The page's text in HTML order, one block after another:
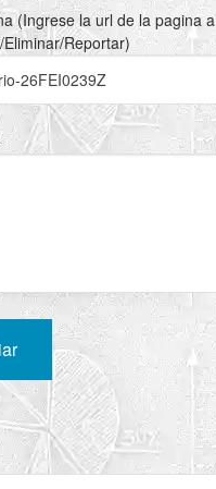
(Ingrese la url de la pagina a
Reportar)